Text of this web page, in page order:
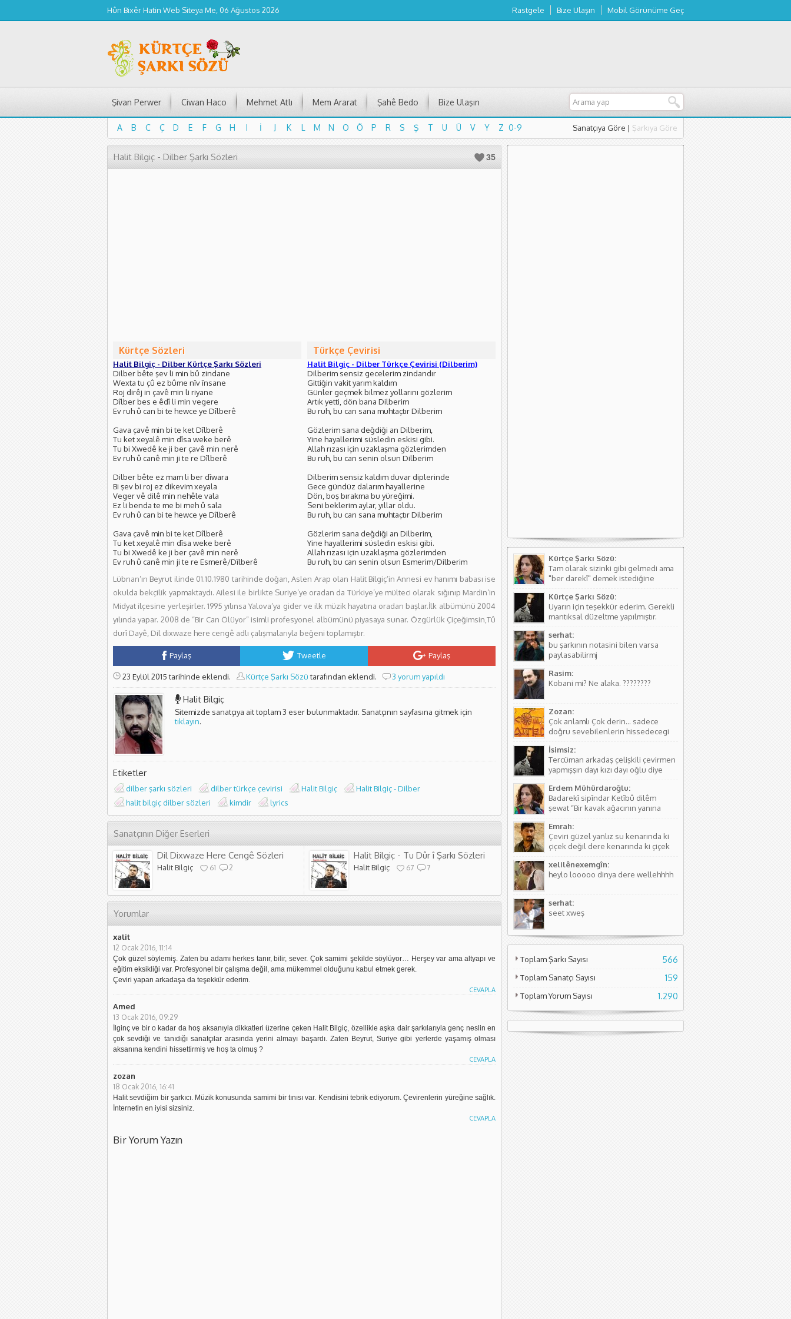
Hûn Bixêr Hatin Web Siteya Me, 06 Ağustos 2026 Rastgele Bize Ulaşın Mobil Görünüme Geç
Şivan Perwer Ciwan Haco Mehmet Atlı Mem Ararat Şahê Bedo Bize Ulaşın
A B C Ç D E F G H I İ J K L M N O Ö P R S Ş T U Ü V Y Z 0-9
A
B C Ç D E F G H I İ J K L M N O Ö P R S Ş T U Ü V Y Z 0-9
Sanatçıya Göre | Şarkıya Göre
35
Halit Bilgiç - Dilber Şarkı Sözleri
Kürtçe Sözleri
Halit Bilgiç - Dilber Kürtçe Şarkı Sözleri
Dilber bête şev li min bû zindane
Wexta tu çû ez bûme nîv însane
Roj dirêj in çavê min li riyane
Dîlber bes e êdî li min vegere
Ev ruh û can bi te hewce ye Dîlberê
Gava çavê min bi te ket Dîlberê
Tu ket xeyalê min dîsa weke berê
Tu bi Xwedê ke ji ber çavê min nerê
Ev ruh û canê min ji te re Dîlberê
Dilber bête ez mam li ber dîwara
Bi şev bi roj ez dikevim xeyala
Veger vê dilê min nehêle vala
Ez li benda te me bi meh û sala
Ev ruh û can bi te hewce ye Dîlberê
Gava çavê min bi te ket Dîlberê
Tu ket xeyalê min dîsa weke berê
Tu bi Xwedê ke ji ber çavê min nerê
Ev ruh û canê min ji te re Esmerê/Dîlberê
Türkçe Çevirisi
Halit Bilgiç - Dilber Türkçe Çevirisi (Dilberim)
Dilberim sensiz gecelerim zindandır
Gittiğin vakit yarım kaldım
Günler geçmek bilmez yollarını gözlerim
Artık yetti, dön bana Dilberim
Bu ruh, bu can sana muhtaçtır Dilberim
Gözlerim sana değdiği an Dilberim,
Yine hayallerimi süsledin eskisi gibi.
Allah rızası için uzaklaşma gözlerimden
Bu ruh, bu can senin olsun Dilberim
Dilberim sensiz kaldım duvar diplerinde
Gece gündüz dalarım hayallerine
Dön, boş bırakma bu yüreğimi.
Seni beklerim aylar, yıllar oldu.
Bu ruh, bu can sana muhtaçtır Dilberim
Gözlerim sana değdiği an Dilberim,
Yine hayallerimi süsledin eskisi gibi.
Allah rızası için uzaklaşma gözlerimden
Bu ruh, bu can senin olsun Esmerim/Dilberim
Lübnan’ın Beyrut ilinde 01.10.1980 tarihinde doğan, Aslen Arap olan Halit Bilgiç’in Annesi ev hanımı babası ise
okulda bekçilik yapmaktaydı. Ailesi ile birlikte Suriye’ye oradan da Türkiye’ye mülteci olarak sığınıp Mardin’in
Midyat ilçesine yerleşirler. 1995 yılınsa Yalova’ya gider ve ilk müzik hayatına oradan başlar.İlk albümünü 2004
yılında yapar. 2008 de “Bir Can Ölüyor” isimli profesyonel albümünü piyasaya sunar. Özgürlük Çiçeğimsin,Tû
durî Dayê, Dil dixwaze here cengê adlı çalışmalarıyla beğeni toplamıştır.
Paylaş Tweetle Paylaş
23 Eylül 2015 tarihinde eklendi. Kürtçe Şarkı Sözütarafından eklendi. 3 yorum yapıldı
Halit Bilgiç
Sitemizde sanatçıya ait toplam 3 eser bulunmaktadır. Sanatçının sayfasına gitmek için
tıklayın.
Etiketler
dilber şarkı sözleri dilber türkçe çevirisi Halit Bilgiç
Halit Bilgiç - Dilber
halit bilgiç dilber sözleri
kimdir lyrics
Sanatçının Diğer Eserleri
Dil Dixwaze Here Cengê Sözleri
Halit Bilgiç 61 2
Halit Bilgiç - Tu Dûr î Şarkı Sözleri
Halit Bilgiç 67 7
Yorumlar
xalit
12 Ocak 2016, 11:14
Çok güzel söylemiş. Zaten bu adamı herkes tanır, bilir, sever. Çok samimi şekilde söylüyor… Herşey var ama altyapı ve
eğitim eksikliği var. Profesyonel bir çalışma değil, ama mükemmel olduğunu kabul etmek gerek.
Çeviri yapan arkadaşa da teşekkür ederim.
CEVAPLA
Amed
13 Ocak 2016, 09:29
İlginç ve bir o kadar da hoş aksanıyla dikkatleri üzerine çeken Halit Bilgiç, özellikle aşka dair şarkılarıyla genç neslin en
çok sevdiği ve tanıdığı sanatçılar arasında yerini almayı başardı. Zaten Beyrut, Suriye gibi yerlerde yaşamış olması
aksanına kendini hissettirmiş ve hoş ta olmuş ?
CEVAPLA
zozan
18 Ocak 2016, 16:41
Halit sevdiğim bir şarkıcı. Müzik konusunda samimi bir tınısı var. Kendisini tebrik ediyorum. Çevirenlerin yüreğine sağlık.
İnternetin en iyisi sizsiniz.
CEVAPLA
Bir Yorum Yazın
Kürtçe Şarkı Sözü:
Tam olarak sizinki gibi gelmedi ama
"ber darekî" demek istediğine
düzeltmede bulundum. Teşkkürler
Kürtçe Şarkı Sözü:
Uyarın için teşekkür ederim. Gerekli
mantıksal düzeltme yapılmıştır.
serhat:
bu şarkının notasini bilen varsa
paylasabilirmj
Rasim:
Kobani mi? Ne alaka. ????????
Zozan:
Çok anlamlı Çok derin... sadece
doğru sevebilenlerin hissedecegi
İsimsiz:
Tercüman arkadaş çelişkili çevirmen
yapmışşın dayı kızı dayı oğlu diye
vardır biraz aile yapısını öğren ( iki
kişinin...
Erdem Mühürdaroğlu:
Badarekî sipîndar Ketîbû dilêm
şewat “Bir kavak ağacının yanına
Sözlerdeki hikayede birini arıyorlar
ve aradıkları yerde bir kavak
ağacının yanında yere düşmüş
Emrah:
Çeviri güzel yanlız su kenarında ki
çiçek değil dere kenarında ki çiçek
kıymetli olduğunu söylüyor sanırım.
Asıl söyleyen Seyade Şame dur...
xelilênexemgîn:
heylo looooo dinya dere wellehhhh
serhat:
seet xweş
Toplam Şarkı Sayısı 566
Toplam Sanatçı Sayısı 159
Toplam Yorum Sayısı 1.290